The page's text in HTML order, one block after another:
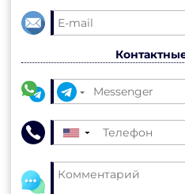
▼